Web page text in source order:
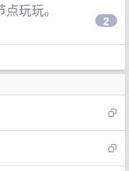
玩玩。
2